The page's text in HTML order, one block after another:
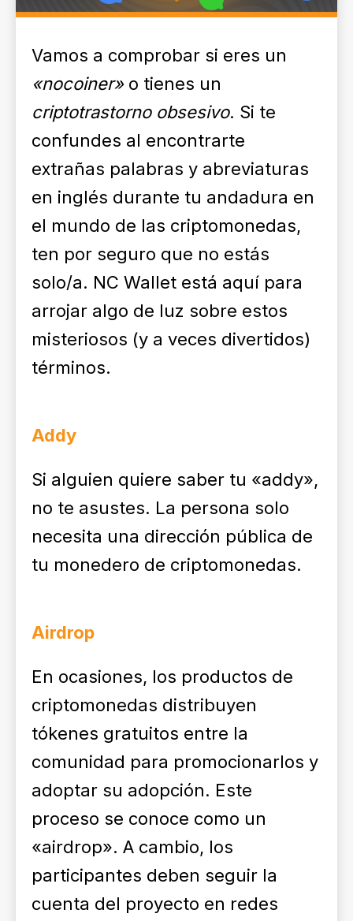
Vamos a comprobar si eres un
«nocoiner»o tienes un
criptotrastorno obsesivo. Si te
confundes al encontrarte
extrañas palabras y abreviaturas
en inglés durante tu andadura en
el mundo de las criptomonedas,
ten por seguro que no estás
solo/a. NC Wallet está aquí para
arrojar algo de luz sobre estos
misteriosos (y a veces divertidos)
términos.
Addy
Si alguien quiere saber tu «addy»,
no te asustes. La persona solo
necesita una dirección pública de
tu monedero de criptomonedas.
Airdrop
En ocasiones, los productos de
criptomonedas distribuyen
tókenes gratuitos entre la
comunidad para promocionarlos y
adoptar su adopción. Este
proceso se conoce como un
«airdrop». A cambio, los
participantes deben seguir la
cuenta del proyecto en redes